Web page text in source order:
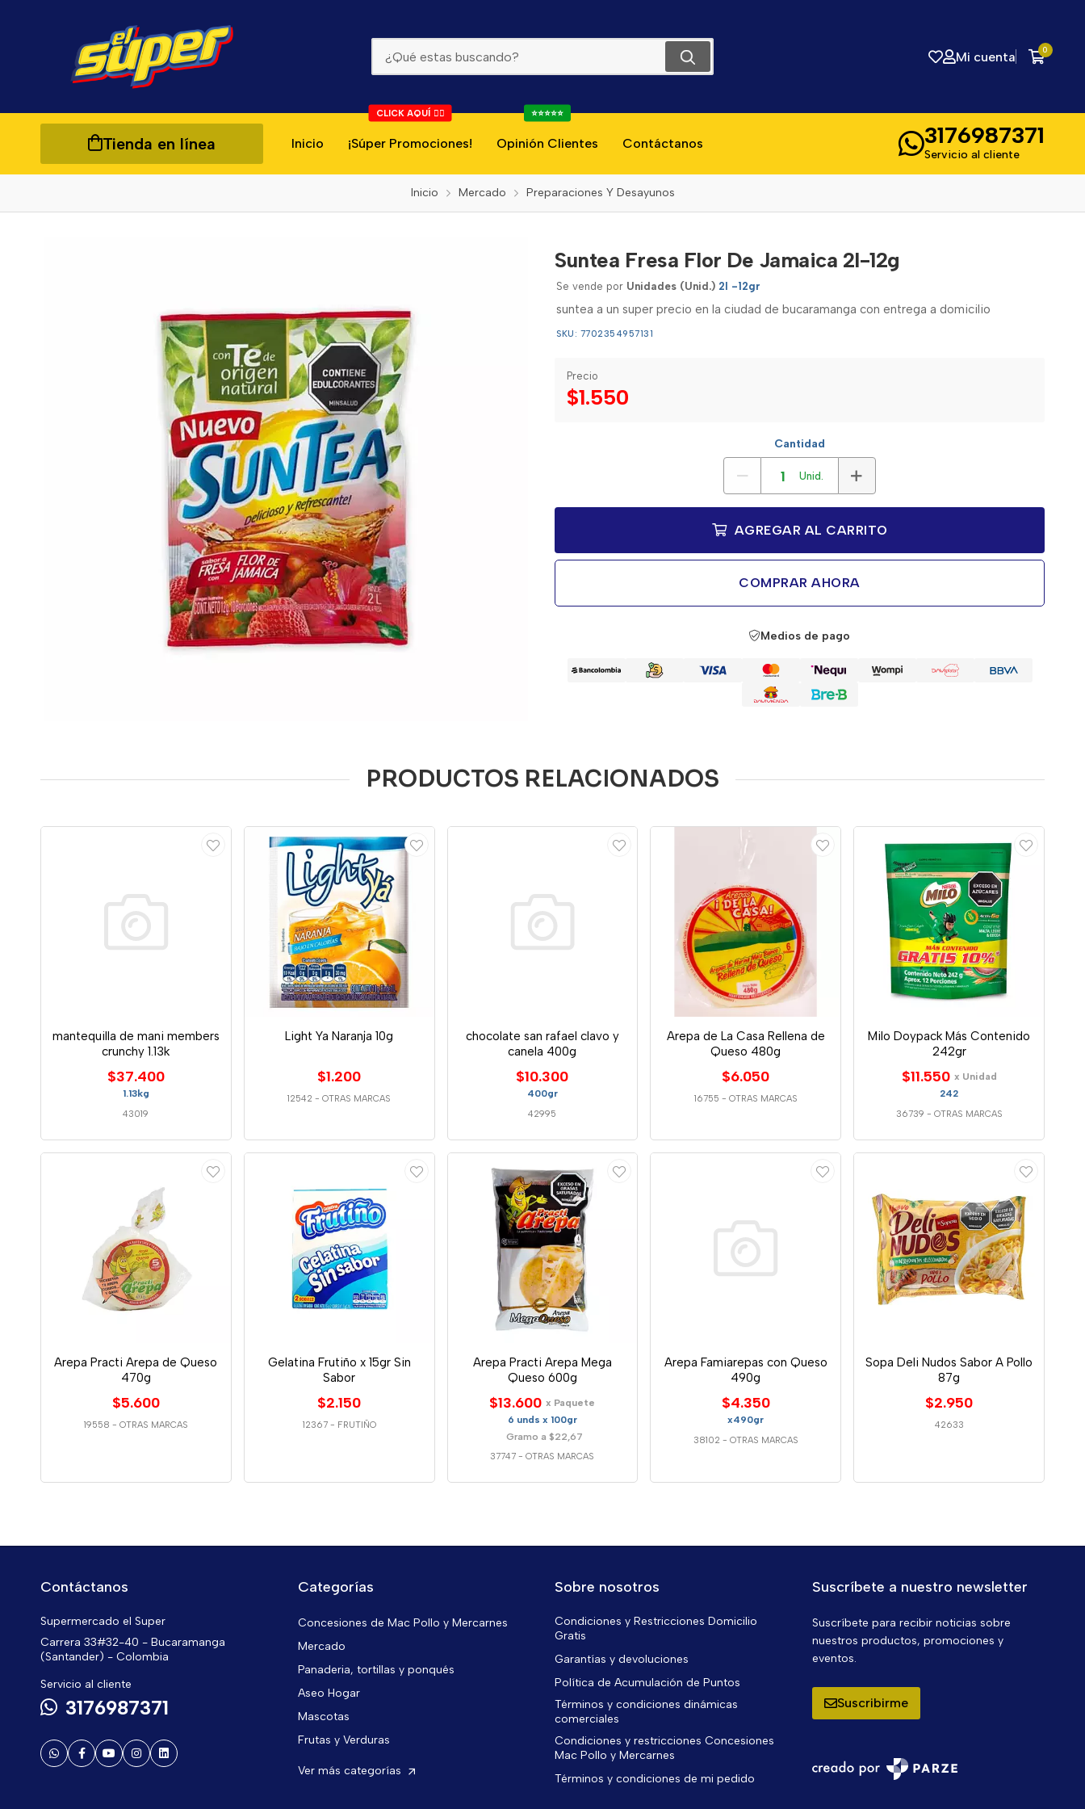
Mi cuenta 0
Tienda en línea Inicio ¡Súper Promociones!
CLICK AQUÍ 👇🏻
Opinión Clientes
⭐⭐⭐⭐⭐
Contáctanos 3176987371
Servicio al cliente
Inicio Mercado Preparaciones Y Desayunos
Suntea Fresa Flor De Jamaica 2l-12g
Se vende por Unidades (Unid.) 2l -12gr
suntea a un super precio en la ciudad de bucaramanga con entrega a domicilio
SKU: 7702354957131
Precio
$1.550
Cantidad
Unid.
AGREGAR AL CARRITO
COMPRAR AHORA
Medios de pago
PRODUCTOS RELACIONADOS
mantequilla de mani members
crunchy 1.13k
$37.400
1.13kg
43019
Light Ya Naranja 10g
$1.200
12542 -OTRAS MARCAS
chocolate san rafael clavo y
canela 400g
$10.300
400gr
42995
Arepa de La Casa Rellena de
Queso 480g
$6.050
16755 - OTRAS MARCAS
Milo Doypack Más Contenido
242gr
$11.550 x Unidad
242
36739 - OTRAS MARCAS
Arepa Practi Arepa de Queso
470g
$5.600
19558 - OTRAS MARCAS
Gelatina Frutiño x 15gr Sin
Sabor
$2.150
12367 - FRUTIÑO
Arepa Practi Arepa Mega
Queso 600g
$13.600 x Paquete
6 unds x 100gr
Gramo a $22,67
37747 -OTRAS MARCAS
Arepa Famiarepas con Queso
490g
$4.350
x490gr
38102 - OTRAS MARCAS
Sopa Deli Nudos Sabor A Pollo
87g
$2.950
42633
Contáctanos
Supermercado el Super
Carrera 33#32-40 - Bucaramanga
(Santander) - Colombia
Servicio al cliente
3176987371
Categorías
Concesiones de Mac Pollo y Mercarnes
Mercado
Panaderia, tortillas y ponqués
Aseo Hogar
Mascotas
Frutas y Verduras
Ver más categorías
Sobre nosotros
Condiciones y Restricciones Domicilio
Gratis
Garantías y devoluciones
Política de Acumulación de Puntos
Términos y condiciones dinámicas
comerciales
Condiciones y restricciones Concesiones
Mac Pollo y Mercarnes
Términos y condiciones de mi pedido
Suscríbete a nuestro newsletter
Suscríbete para recibir noticias sobre
nuestros productos, promociones y
eventos.
Suscribirme